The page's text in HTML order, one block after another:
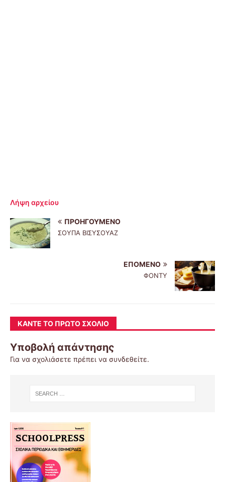
Λήψη αρχείου
ΠΡΟΗΓΟΎΜΕΝΟ
ΣΟΥΠΑ ΒΙΣΥΣΟΥΑΖ
ΕΠΌΜΕΝΟ
ΦΟΝΤΥ
ΚΆΝΤΕ ΤΟ ΠΡΏΤΟ ΣΧΌΛΙΟ
Υποβολή απάντησης
Για να σχολιάσετε πρέπει να συνδεθείτε.